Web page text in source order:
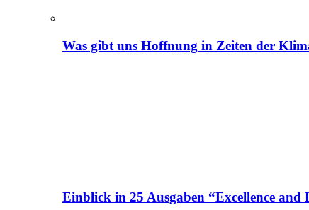
Was gibt uns Hoffnung in Zeiten der
Einblick in 25 Ausgaben “Excellence and